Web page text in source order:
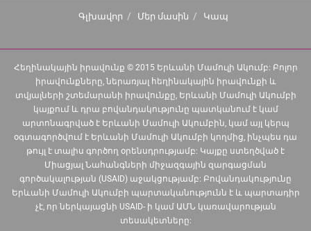
Գլխավոր Մեր մասին Կապ
Հեղինակային իրավունք © 2015 Երևանի Մամուլի Ակումբ: Բոլոր
իրավունքները, ներառյալ հեղինակային իրավունքի և
տվյալների շտեմարանի իրավունքը, Երևանի Մամուլի Ակումբի
կայքում և դրա բովանդակությունը պատկանում է կամ
արտոնագրված է Երևանի Մամուլի Ակումբին, կամ այլ կերպ
օգտագործվում է Երևանի Մամուլի Ակումբի կողմից, ինչպես դա
թույլ է տալիս գործող օրենսդրությամբ: Կայքը ստեղծված է
Միացյալ Նահանգների միջազգային զարգացման
գործակալության (USAID) աջակցությամբ: Բովանդակությունը
Երևանի Մամուլի Ակումբի պարտականությունն է և պարտադիր
չէ, որ ներկայացնի USAID- ի կամ ԱՄՆ կառավարության
տեսակետները: